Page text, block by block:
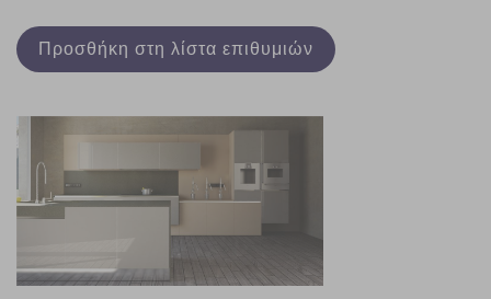
Προσθήκη στη λίστα επιθυμιών